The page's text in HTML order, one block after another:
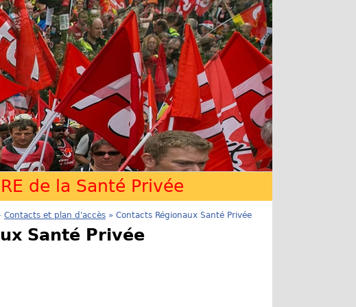
de la Santé Privée
Contacts et plan d'accès » Contacts Régionaux Santé Privée
Santé Privée